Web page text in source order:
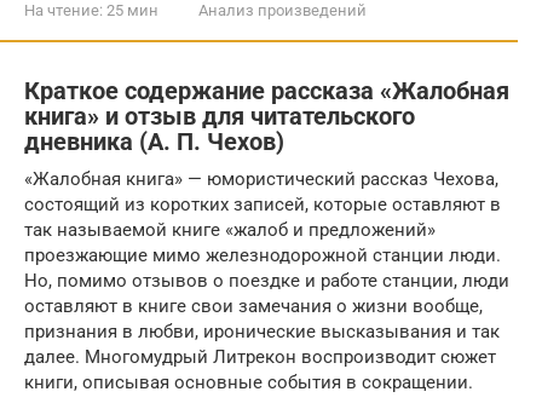
На чтение: 25 мин Анализ произведений
Краткое содержание рассказа «Жалобная
книга» и отзыв для читательского
дневника (А. П. Чехов)
«Жалобная книга» — юмористический рассказ Чехова,
состоящий из коротких записей, которые оставляют в
так называемой книге «жалоб и предложений»
проезжающие мимо железнодорожной станции люди.
Но, помимо отзывов о поездке и работе станции, люди
оставляют в книге свои замечания о жизни вообще,
признания в любви, иронические высказывания и так
далее. Многомудрый Литрекон воспроизводит сюжет
книги, описывая основные события в сокращении.